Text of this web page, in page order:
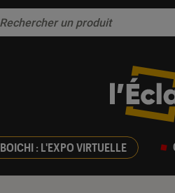
BOICHI : L'EXPO VIRTUELLE